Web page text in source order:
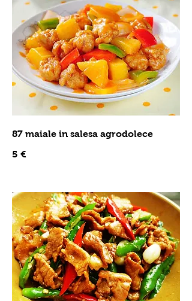
87 maiale in salesa agrodolece
5 €